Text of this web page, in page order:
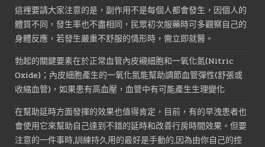
這裡要請大家注意的是，副作用不是每個人都會發生，因個人的
體質不同，發生率也不盡相同，民眾初次服藥時可多觀察自己的
身體反應，若發生嚴重不舒服的情形時，需立即就醫。
勃起的關鍵要素在於正常血管內皮襯細胞和一氧化氮(Nitric
Oxide)；內皮細胞產生的一氧化氮能幫助調節血管彈性(舒張或
收縮血管)，如果患有高血壓，血管中有可能產生生理變化
在幫助延時方面發揮的效果也值得肯定，目前，有的早洩患者也
會使用它來幫助自己達到不錯的延時和改善行房時間效果。但要
注意的一件事時,訓練持久用的最好是手動的,因為由你自己的控